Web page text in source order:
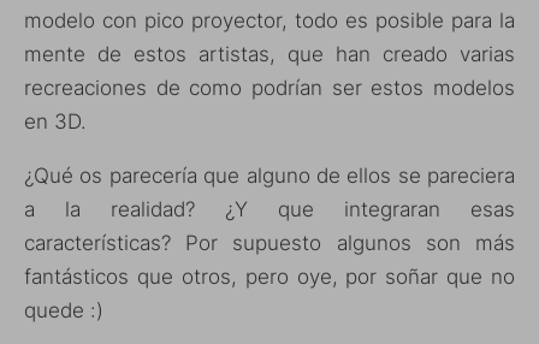
modelo con pico proyector, todo es posible para la
mente de estos artistas, que han creado varias
recreaciones de como podrían ser estos modelos
en 3D.
¿Qué os parecería que alguno de ellos se pareciera
a la realidad? ¿Y que integraran esas
características? Por supuesto algunos son más
fantásticos que otros, pero oye, por soñar que no
quede :)